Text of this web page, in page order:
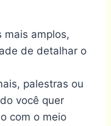
mais amplos,
de detalhar o
palestras ou
você quer
com o meio